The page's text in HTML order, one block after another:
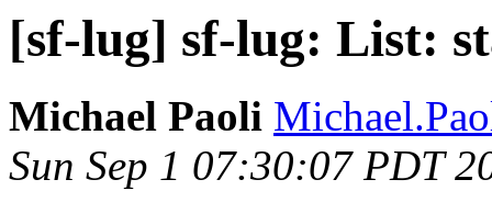
[sf-lug] sf-lug: List:
Michael Paoli
Sun Sep 1 07:30:07 PDT